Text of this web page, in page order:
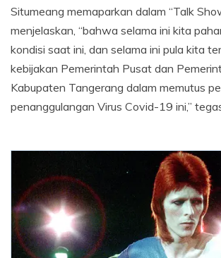
Situmeang memaparkan dalam “Talk
menjelaskan, “bahwa selama ini kita
kondisi saat ini, dan selama ini pula kita
kebijakan Pemerintah Pusat dan
Kabupaten Tangerang dalam memutus
penanggulangan Virus Covid-19 ini,”